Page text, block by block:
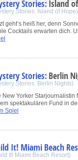
Stories:Island
Stories: Island of Hope)
geht’s heiß her, denn
Cocktails erwarten dich.
Stories:Berlin
Stories: Berlin Nights)
New Yorker
spektakulären Fund in
Spiel
It! Miami Beach
It! Miami Beach Resort)
different devices
devices based on
Purposes